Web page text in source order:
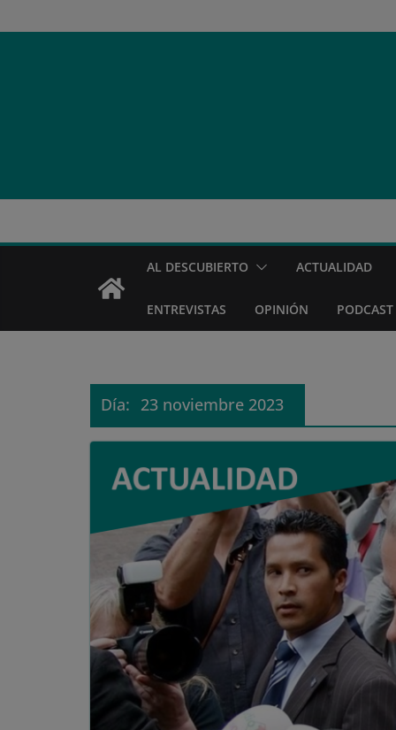
al
AL DESCUBIERTO ACTUALIDAD
ENTREVISTAS OPINIÓN PODCAST
Día: 23 noviembre 2023